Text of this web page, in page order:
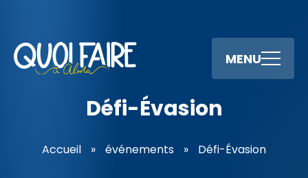
MENU
Défi-Évasion
Accueil » événements » Défi-Évasion